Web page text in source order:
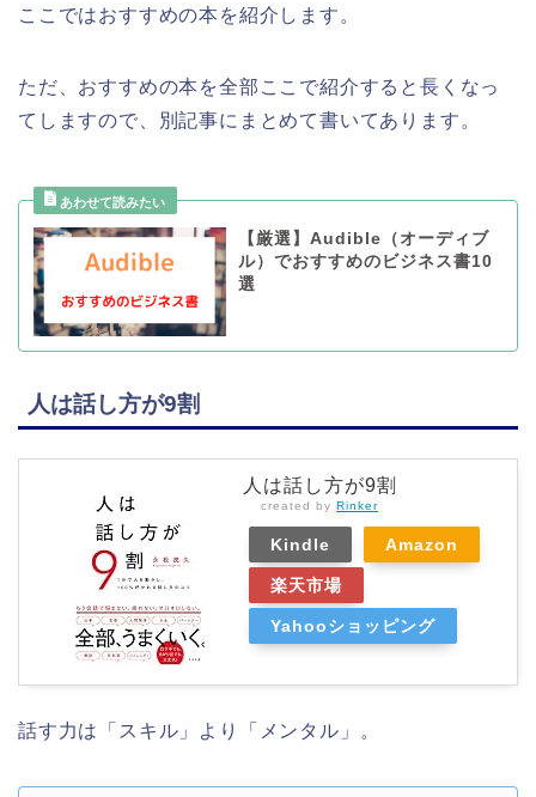
ここではおすすめの本を紹介します。
ただ、おすすめの本を全部ここで紹介すると長くなっ
てしますので、別記事にまとめて書いてあります。
【厳選】Audible（オーディブ
ル）でおすすめのビジネス書10
選
人は話し方が9割
人は話し方が9割
created by Rinker
Kindle Amazon
楽天市場
Yahooショッピング
話す力は「スキル」より「メンタル」。